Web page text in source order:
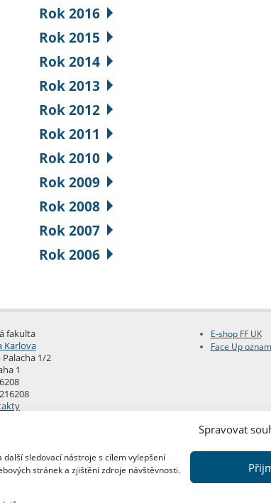
Spravovat
sledovací nástroje s cílem vylepšení
stránek a zjištění zdroje návštěvnosti.
Rok 2016
Rok 2015
Rok 2014
Rok 2013
Rok 2012
Rok 2011
Rok 2010
Rok 2009
Rok 2008
Rok 2007
Rok 2006
fakulta
Karlova
Palacha 1/2
1
E-shop FF UK
Face Up